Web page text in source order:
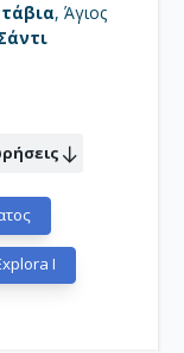
, Άγιος
I